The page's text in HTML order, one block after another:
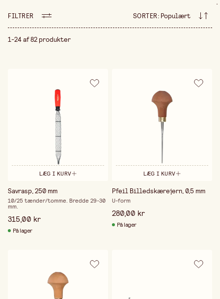
som er let at arbejde med. Med snitning kan man
skabe alt fra køkkenredskaber og legetøj til
dekorative figurer. Det er en kreativ hobby, der
lader dig skabe smukke og praktiske genstande med
FILTRER SORTER: Populært
1-24 af 82 produkter
LÆG I KURV
Savrasp, 250 mm
10/25 tænder/tomme. Bredde 29-30
mm.
315,00 kr
På lager
LÆG I KURV
Pfeil Billedskærejern, 0,5 mm
U-form
280,00 kr
På lager